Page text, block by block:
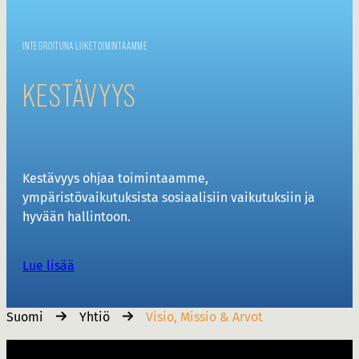
INTEGROITUNA LIIKETOIMINTAAMME
KESTÄVYYS
Kestävyys ohjaa toimintaamme,
ympäristövaikutuksista sosiaalisiin vaikutuksiin ja
hyvään hallintoon.
Lue lisää
Suomi Yhtiö Visio, Missio & Arvot